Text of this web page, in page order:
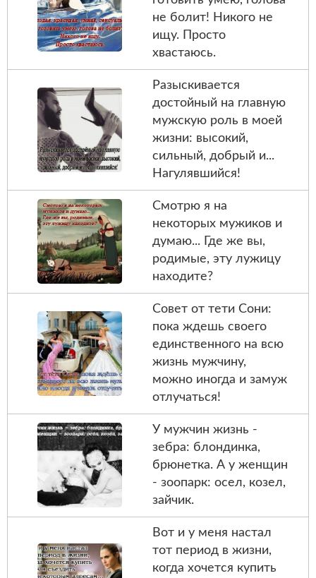
не болит! Никого не
ищу. Просто
хвастаюсь.
Разыскивается
достойный на главную
мужскую роль в моей
жизни: высокий,
сильный, добрый и...
Нагулявшийся!
Смотрю я на
некоторых мужиков и
думаю... Где же вы,
родимые, эту лужицу
находите?
Совет от тети Сони:
пока ждешь своего
единственного на всю
жизнь мужчину,
можно иногда и замуж
отлучаться!
У мужчин жизнь -
зебра: блондинка,
брюнетка. А у женщин
- зоопарк: осел, козел,
зайчик.
Вот и у меня настал
тот период в жизни,
когда хочется купить